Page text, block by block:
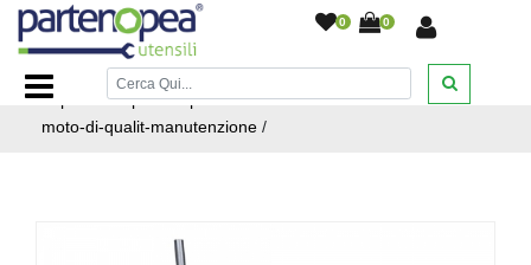
0 0
Home Page/ATTREZZATURE AUTO MOTO/
https://www.partenopeautensili.com/attrezzature-auto-
moto-di-qualit-manutenzione /